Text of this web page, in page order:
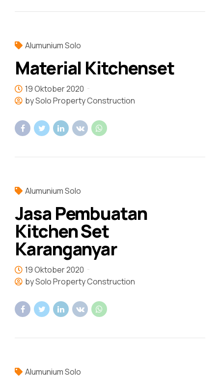
Alumunium Solo
Material Kitchenset
19 Oktober 2020
by Solo Property Construction
Alumunium Solo
Jasa Pembuatan
Kitchen Set
Karanganyar
19 Oktober 2020
by Solo Property Construction
Alumunium Solo